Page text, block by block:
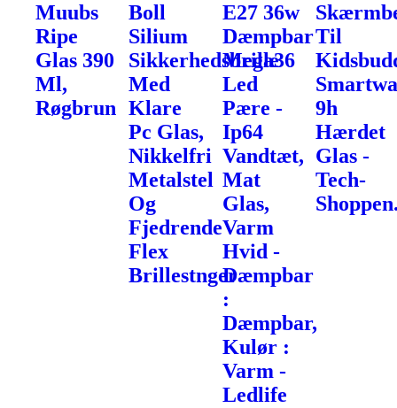
Muubs
Ripe
Glas 390
Ml,
Røgbrun
Boll
Silium
Sikkerhedsbrille
Med
Klare
Pc Glas,
Nikkelfri
Metalstel
Og
Fjedrende
Flex
Brillestnger
E27 36w
Dæmpbar
Mega36
Led
Pære -
Ip64
Vandtæt,
Mat
Glas,
Varm
Hvid -
Dæmpbar
:
Dæmpbar,
Kulør :
Varm -
Ledlife
Til
9h
Hærdet
Glas -
Tech-